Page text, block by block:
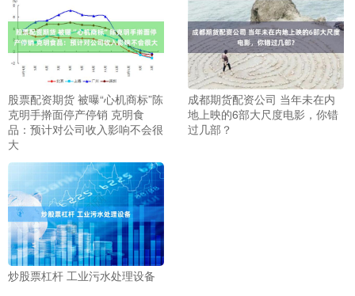
股票配资期货 被曝“心机商标”陈
克明手擀面停产停销 克明食
品：预计对公司收入影响不会很
大
成都期货配资公司 当年未在内
地上映的6部大尺度电影，你错
过几部？
炒股票杠杆 工业污水处理设备